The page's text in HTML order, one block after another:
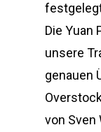
Die Yuan
unsere
genauen
von Sven